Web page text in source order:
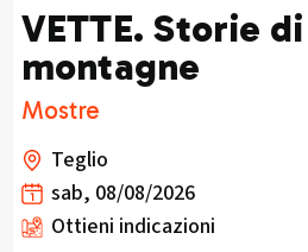
VETTE. Storie
montagne
Mostre
Teglio
sab, 08/08/2026
Ottieni indicazioni